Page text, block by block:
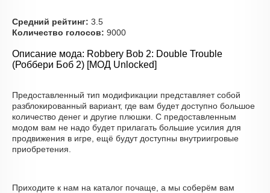
Средний рейтинг: 3.5
Количество голосов: 9000
Описание мода: Robbery Bob 2: Double Trouble
(Роббери Боб 2) [МОД Unlocked]
Предоставленный тип модификации представляет собой
разблокированный вариант, где вам будет доступно большое
количество денег и другие плюшки. С предоставленным
модом вам не надо будет прилагать большие усилия для
продвижения в игре, ещё будут доступны внутриигровые
приобретения.
Приходите к нам на каталог почаще, а мы соберём вам